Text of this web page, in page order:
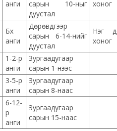
анги
сарын 10-ныг
дуустал
хоног
Бүх
анги
Дөрөвдүгээр
сарын 6-14-нийг
дуустал
Нэг
хоног
1-2-р
анги
Зургаадугаар
сарын 1-нээс
3-5-р
анги
Зургаадугаар
сарын 8-наас
6-12-
р
анги
Зургаадугаар
сарын 15-наас